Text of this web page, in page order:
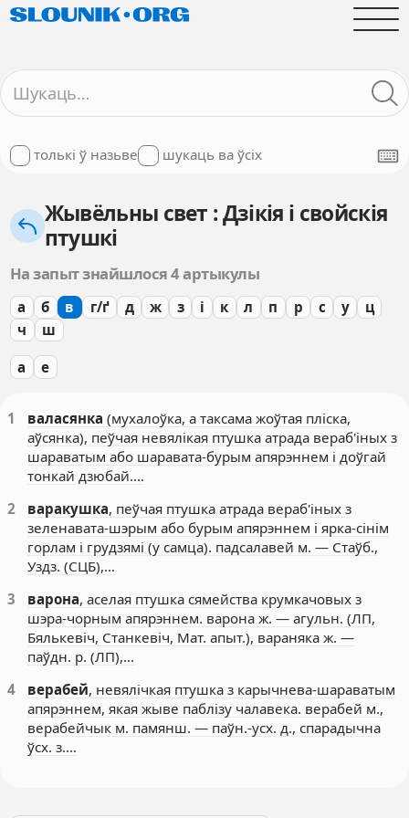
толькі ў назьве шукаць ва ўсіх
Жывёльны свет : Дзікія і свойскія
птушкі
На запыт знайшлося 4 артыкулы
а б в г/ґ д ж з і к л п р с у
ц
ч
ш
а е
1 валасянка (мухалоўка, а таксама жоўтая пліска,
аўсянка), пеўчая невялікая птушка атрада вераб'іных з
шараватым або шаравата-бурым апярэннем і доўгай
тонкай дзюбай.…
2
варакушка, пеўчая птушка атрада вераб'іных з
зеленавата-шэрым або бурым апярэннем і ярка-сінім
горлам і грудзямі (у самца). падсалавей м. — Стаўб.,
Уздз. (СЦБ),…
3
варона, аселая птушка сямейства крумкачовых з
шэра-чорным апярэннем. варона ж. — агульн. (ЛП,
Бялькевіч, Станкевіч, Мат. апыт.), вараняка ж. —
паўдн. р. (ЛП),…
4
верабей, невялічкая птушка з карычнева-шараватым
апярэннем, якая жыве паблізу чалавека. верабей м.,
верабейчык м. памянш. — паўн.-усх. д., спарадычна
ўсх. з.…